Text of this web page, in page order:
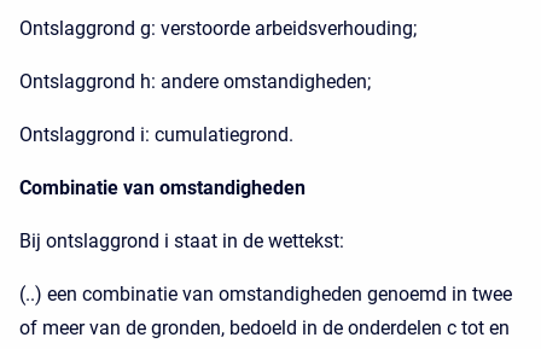
Ontslaggrond g: verstoorde arbeidsverhouding;
Ontslaggrond h: andere omstandigheden;
Ontslaggrond i: cumulatiegrond.
Combinatie van omstandigheden
Bij ontslaggrond i staat in de wettekst:
(..) een combinatie van omstandigheden genoemd in twee
of meer van de gronden, bedoeld in de onderdelen c tot en